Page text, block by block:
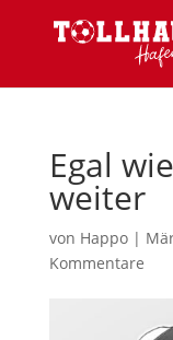
Egal
weiter
von Happo|
Kommentare